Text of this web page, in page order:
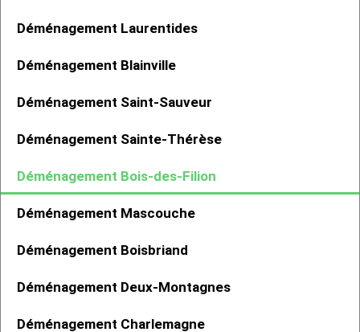
Déménagement Laurentides
Déménagement Blainville
Déménagement Saint-Sauveur
Déménagement Sainte-Thérèse
Déménagement Bois-des-Filion
Déménagement Mascouche
Déménagement Boisbriand
Déménagement Deux-Montagnes
Déménagement Charlemagne